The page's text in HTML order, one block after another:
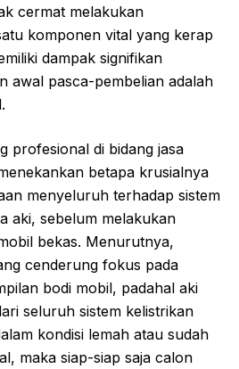
cermat melakukan
komponen vital yang kerap
dampak signifikan
awal pasca-pembelian adalah
profesional di bidang jasa
betapa krusialnya
menyeluruh terhadap sistem
aki, sebelum melakukan
bekas. Menurutnya,
cenderung fokus pada
bodi mobil, padahal aki
seluruh sistem kelistrikan
kondisi lemah atau sudah
maka siap-siap saja calon